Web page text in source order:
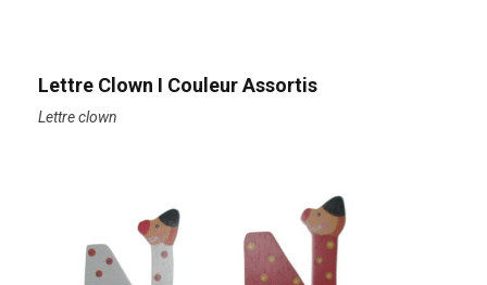
Lettre Clown I Couleur Assortis
Lettre clown